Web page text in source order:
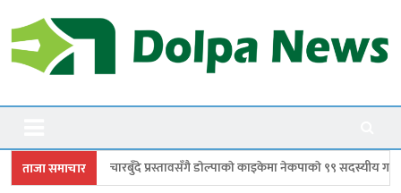
to
content
Dolpanews
ताजा समाचार
प्रस्तावसँगै डाेल्पाकाे काइकेमा नेकपाकाे ९९ सदस्यीय गाउँ समिति गठन